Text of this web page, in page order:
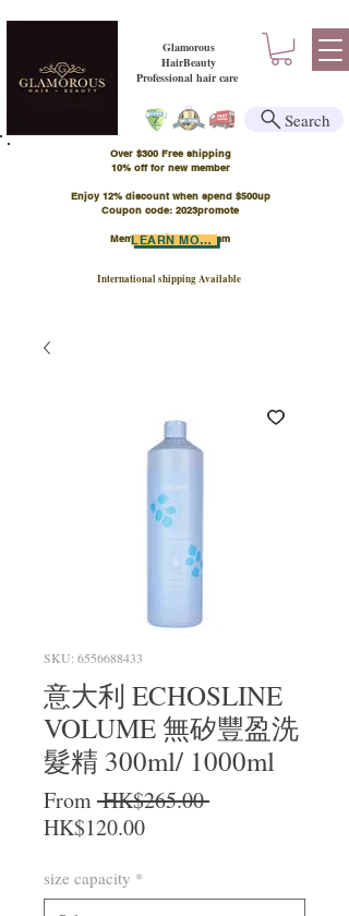
Glamorous
HairBeauty
Professional hair care
Over $300 Free shipping
​10% off for new member
Enjoy 12% discount when spend $500up
Coupon code: 2023promote
Member Points Program
International shipping Available
LEARN MORE
Search
SKU: 6556688433
意大利 ECHOSLINE
VOLUME 無矽豐盈洗
髮精 300ml/ 1000ml
From HK$265.00 Regular Price
HK$120.00Sale Price
size capacity *